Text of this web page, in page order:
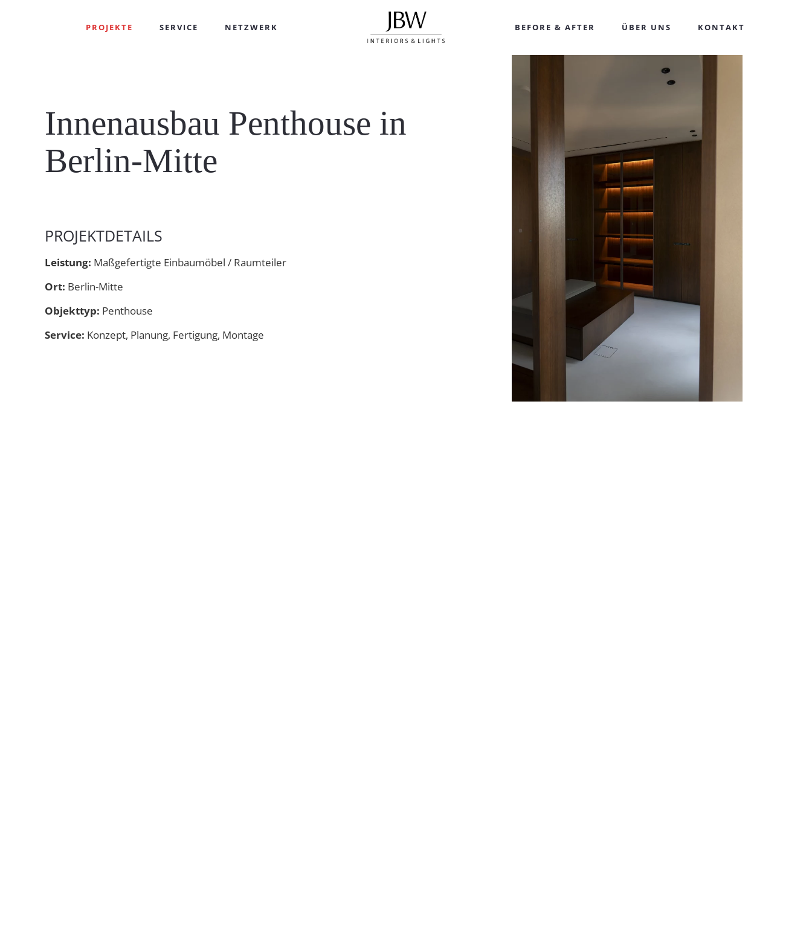
PROJEKTE SERVICE NETZWERK BEFORE & AFTER ÜBER UNS KONTAKT
Innenausbau Penthouse in
Berlin-Mitte
PROJEKTDETAILS
Leistung: Maßgefertigte Einbaumöbel / Raumteiler
Ort: Berlin-Mitte
Objekttyp: Penthouse
Service: Konzept, Planung, Fertigung, Montage